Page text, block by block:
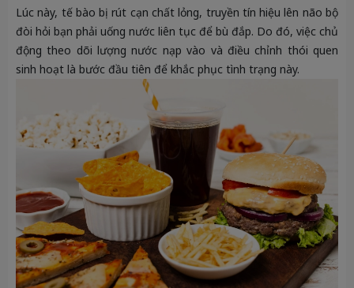
Lúc này, tế bào bị rút cạn chất lỏng, truyền tín hiệu lên não bộ
đòi hỏi bạn phải uống nước liên tục để bù đắp. Do đó, việc chủ
động theo dõi lượng nước nạp vào và điều chỉnh thói quen
sinh hoạt là bước đầu tiên để khắc phục tình trạng này.